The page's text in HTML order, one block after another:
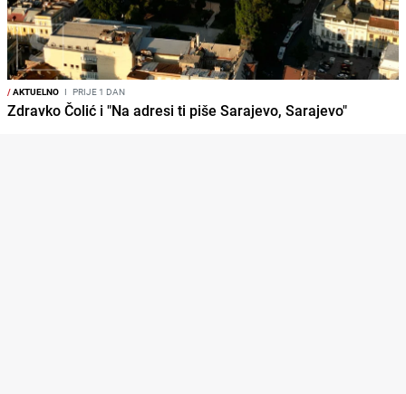
/AKTUELNO I PRIJE 1 DAN
Zdravko Čolić i "Na adresi ti piše Sarajevo, Sarajevo"